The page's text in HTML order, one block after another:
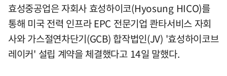
효성중공업은 자회사 효성하이코(Hyosung HICO)를
통해 미국 전력 인프라 EPC 전문기업 콴타서비스 자회
사와 가스절연차단기(GCB) 합작법인(JV) '효성하이코브
레이커' 설립 계약을 체결했다고 14일 말했다.